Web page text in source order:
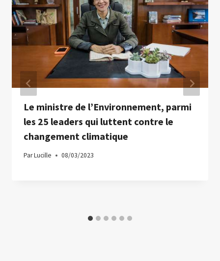
Le ministre de l’Environnement, parmi
les 25 leaders qui luttent contre le
changement climatique
ParLucille 08/03/2023